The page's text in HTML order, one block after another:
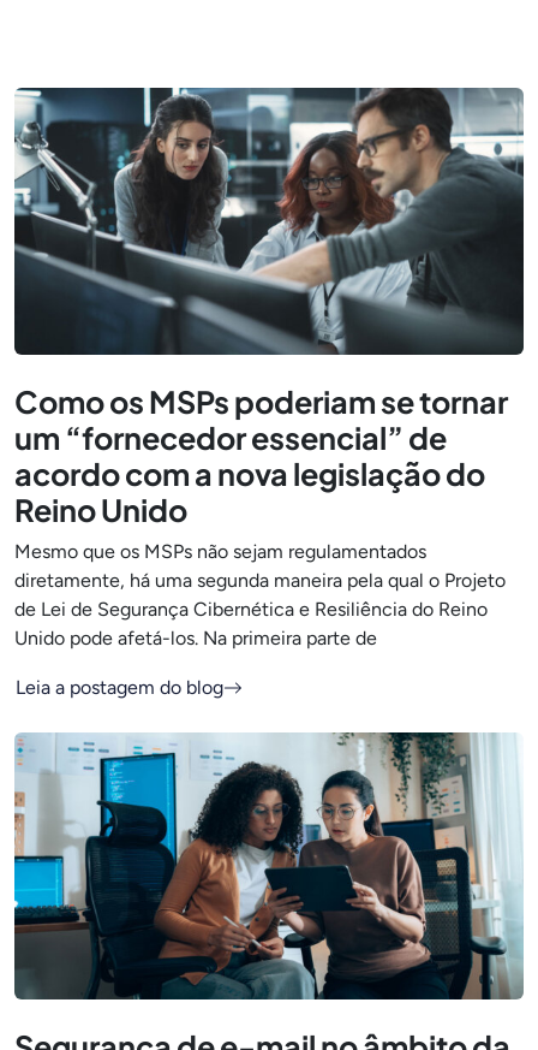
Como os MSPs poderiam se tornar
um “fornecedor essencial” de
acordo com a nova legislação do
Reino Unido
Mesmo que os MSPs não sejam regulamentados
diretamente, há uma segunda maneira pela qual o Projeto
de Lei de Segurança Cibernética e Resiliência do Reino
Unido pode afetá-los. Na primeira parte de
Leia a postagem do blog